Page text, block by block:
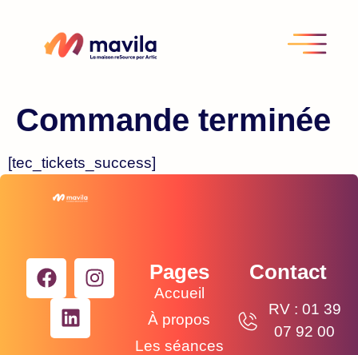
Commande terminée
[tec_tickets_success]
Pages
Accueil
À propos
Les séances
Contact
RV : 01 39
07 92 00